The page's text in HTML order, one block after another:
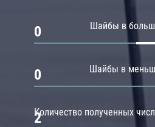
Шайбы в
0
Шайбы в
0
Количество полученных
2